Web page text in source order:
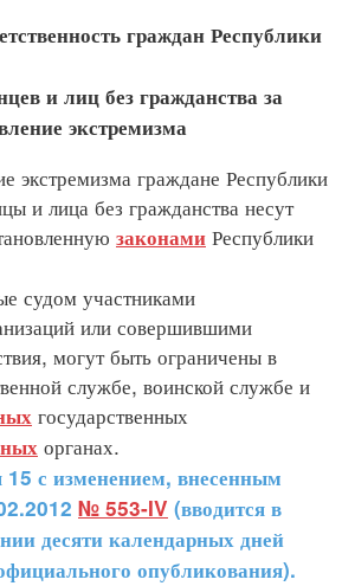
граждан Республики
лиц без гражданства за
экстремизма
граждане Республики
и лица без гражданства несут
законами Республики
судом участниками
или совершившими
могут быть ограничены в
службе, воинской службе и
государственных
органах.
15 с изменением, внесенным
№ 553-IV (вводится в
десяти календарных дней
опубликования).